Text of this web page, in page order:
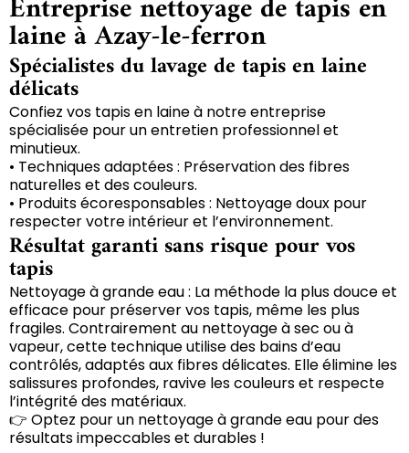
laine à Azay-le-ferron
Spécialistes du lavage de tapis en laine
délicats
Confiez vos tapis en laine à notre entreprise
spécialisée pour un entretien professionnel et
minutieux.
• Techniques adaptées : Préservation des fibres
naturelles et des couleurs.
• Produits écoresponsables : Nettoyage doux pour
respecter votre intérieur et l’environnement.
Résultat garanti sans risque pour vos
tapis
Nettoyage à grande eau : La méthode la plus douce et
efficace pour préserver vos tapis, même les plus
fragiles. Contrairement au nettoyage à sec ou à
vapeur, cette technique utilise des bains d’eau
contrôlés, adaptés aux fibres délicates. Elle élimine les
salissures profondes, ravive les couleurs et respecte
l’intégrité des matériaux.
👉 Optez pour un nettoyage à grande eau pour des
résultats impeccables et durables !